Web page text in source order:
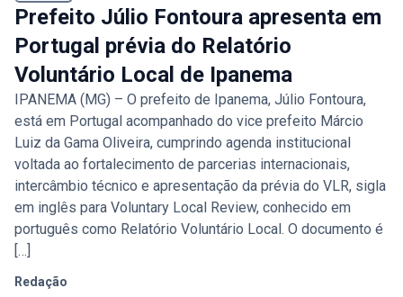
Prefeito Júlio Fontoura apresenta em
Portugal prévia do Relatório
Voluntário Local de Ipanema
IPANEMA (MG) – O prefeito de Ipanema, Júlio Fontoura,
está em Portugal acompanhado do vice prefeito Márcio
Luiz da Gama Oliveira, cumprindo agenda institucional
voltada ao fortalecimento de parcerias internacionais,
intercâmbio técnico e apresentação da prévia do VLR, sigla
em inglês para Voluntary Local Review, conhecido em
português como Relatório Voluntário Local. O documento é
[…]
Redação